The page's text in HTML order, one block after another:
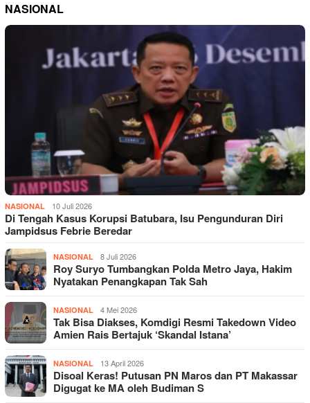
NASIONAL
NASIONAL 10 Juli 2026
Di Tengah Kasus Korupsi Batubara, Isu Pengunduran Diri
Jampidsus Febrie Beredar
NASIONAL 8 Juli 2026
Roy Suryo Tumbangkan Polda Metro Jaya, Hakim
Nyatakan Penangkapan Tak Sah
NASIONAL 4 Mei 2026
Tak Bisa Diakses, Komdigi Resmi Takedown Video
Amien Rais Bertajuk ‘Skandal Istana’
NASIONAL 13 April 2026
Disoal Keras! Putusan PN Maros dan PT Makassar
Digugat ke MA oleh Budiman S